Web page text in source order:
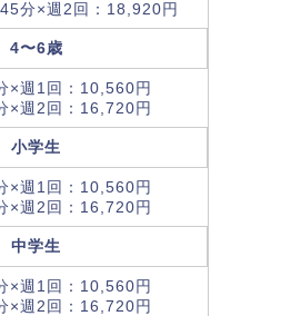
分×週2回：18,920円
4〜6歳
×週1回：10,560円
×週2回：16,720円
小学生
×週1回：10,560円
×週2回：16,720円
中学生
×週1回：10,560円
×週2回：16,720円